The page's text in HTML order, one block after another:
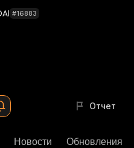
#16883
Отчет
Новости Обновления